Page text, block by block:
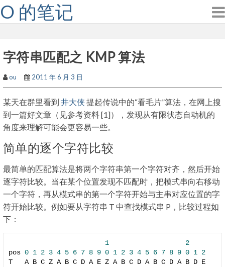
Skip
to
O 的笔记
字符串匹配之 KMP 算法
ou 2011 年 6 月 3 日
某天在群里看到 井大侠提起传说中的“看毛片”算法，在网上搜
到一篇好文章（见参考资料 [1]），发现从有限状态自动机的
角度来理解可能会更容易一些。
简单的逐个字符比较
最简单的匹配算法是将两个字符串第一个字符对齐，然后开始
逐字符比较。当在某个位置发现不匹配时，把模式串向右移动
一个字符，再从模式串的第一个字符开始与主串对应位置的字
符开始比较。例如要从字符串 T 中查找模式串 P，比较过程如
下：
1
2
pos 0 1 2 3 4 5 6 7 8 9 0 1 2 3 4 5 6 7 8 9 0 1 2
T   A B C Z A B C D A E Z A B C D A B C D A B D E